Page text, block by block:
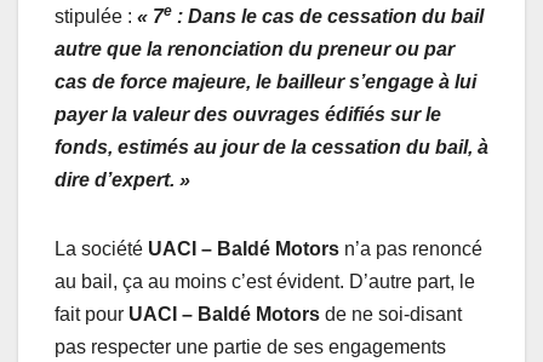
stipulée : « 7e : Dans le cas de cessation du bail
autre que la renonciation du preneur ou par
cas de force majeure, le bailleur s’engage à lui
payer la valeur des ouvrages édifiés sur le
fonds, estimés au jour de la cessation du bail, à
dire d’expert. »
La société UACI – Baldé Motors n’a pas renoncé
au bail, ça au moins c’est évident. D’autre part, le
fait pour UACI – Baldé Motors de ne soi-disant
pas respecter une partie de ses engagements